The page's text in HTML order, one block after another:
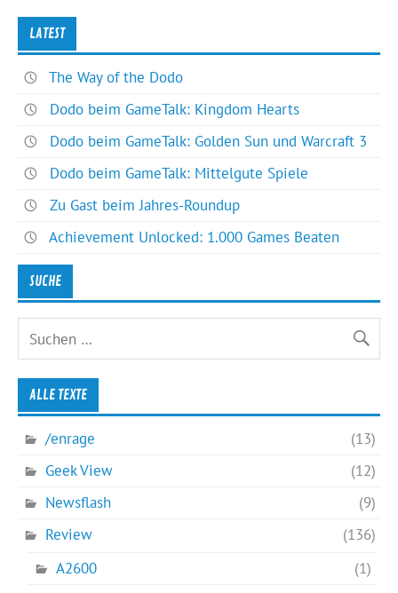
LATEST
The Way of the Dodo
Dodo beim GameTalk: Kingdom Hearts
Dodo beim GameTalk: Golden Sun und Warcraft 3
Dodo beim GameTalk: Mittelgute Spiele
Zu Gast beim Jahres-Roundup
Achievement Unlocked: 1.000 Games Beaten
SUCHE
ALLE TEXTE
/enrage
(13)
Geek View
(12)
Newsflash
(9)
Review
(136)
A2600
(1)